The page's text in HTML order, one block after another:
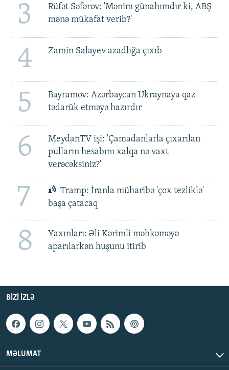
3
Rüfət Səfərov: 'Mənim günahımdır ki, ABŞ
mənə mükafat verib?'
4 Zamin Salayev azadlığa çıxıb
5
Bayramov: Azərbaycan Ukraynaya qaz
tədarük etməyə hazırdır
6
MeydanTV işi: 'Çamadanlarla çıxarılan
pulların hesabını xalqa nə vaxt
verəcəksiniz?'
7
Tramp: İranla müharibə 'çox tezliklə'
başa çatacaq
8
Yaxınları: Əli Kərimli məhkəməyə
aparılarkən huşunu itirib
BIZI IZLƏ
MƏLUMAT